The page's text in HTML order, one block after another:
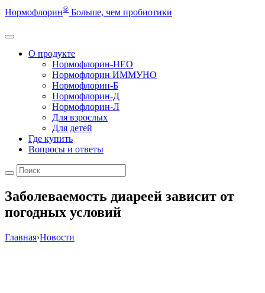
Нормофлорин® Больше, чем пробиотики
О продукте
Нормофлорин-НЕО
Нормофлорин ИММУНО
Нормофлорин-Б
Нормофлорин-Д
Нормофлорин-Л
Для взрослых
Для детей
Где купить
Вопросы и ответы
Заболеваемость диареей зависит от
погодных условий
Главная›Новости